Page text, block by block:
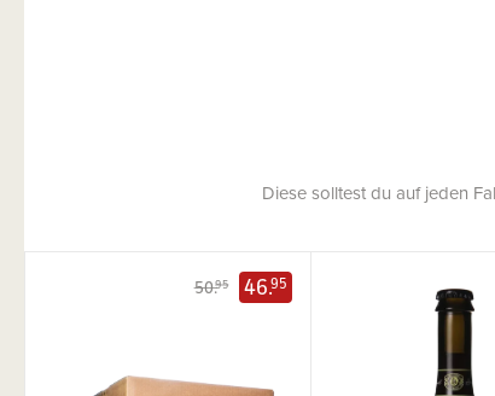
Diese solltest du auf jeden
50.95 46.95